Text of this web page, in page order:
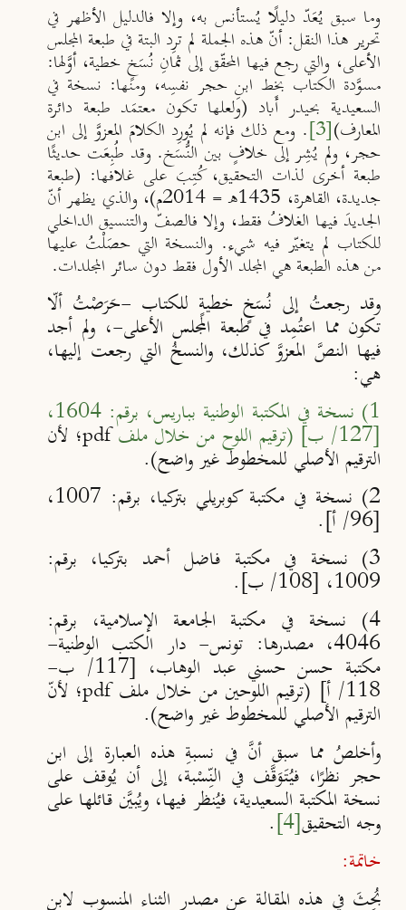
وما سبق يُعَدّ دليلًا يُستأنس به، وإلا فالدليل الأظهر في
تحرير هذا النقل:أنّ هذه الجملة لم ترِد البتة في طبعة المجلس
الأعلى، والتي رجع فيها المحقّق إلى ثمانِ نُسَخٍ خطية، أوَّلها:
مسوَّدة الكتاب بخط ابنِ حجر نفسِه، ومنها: نسخة في
السعيدية بحيدر أَباد (ولعلها تكون معتمَد طبعة دائرة
المعارف)[3] . ومع ذلك فإنه لم يُورِد الكلامَ المعزوَّ إلى ابن
حجر، ولم يُشِر إلى خلافٍ بين النُّسَخ. وقد طُبِعَت حديثًا
طبعة أخرى لذات التحقيق، كُتِبَ على غلافها: (طبعة
جديدة، القاهرة، 1435هـ = 2014م)، والذي يظهر أنّ
الجديدَ فيها الغلافُ فقط، وإلا فالصفّ والتنسيق الداخلي
للكتاب لم يتغيّر فيه شيء. والنسخة التي حصَلْتُ عليها
من هذه الطبعة هي المجلد الأول فقط دون سائر المجلدات.
وقد رجعتُ إلى نُسَخٍ خطيةٍ للكتاب -حَرَصْتُ ألّا
تكون مما اعتُمِد في طبعة المجلس الأعلى-، ولم أجد
فيها النصَّ المعزوَّ كذلك، والنسخُ التي رجعت إليها،
هي:
1) نسخة في المكتبة الوطنية بباريس، برقم: 1604،
[127/ ب] (ترقيم اللوح من خلال ملف pdf؛ لأن
الترقيم الأصلي للمخطوط غير واضح).
2) نسخة في مكتبة كوبريلي بتركيا، برقم: 1007،
[96/ أ].
3) نسخة في مكتبة فاضل أحمد بتركيا، برقم:
1009، [108/ ب].
4) نسخة في مكتبة الجامعة الإسلامية، برقم:
4046، مصدرها: تونس- دار الكتب الوطنية-
مكتبة حسن حسني عبد الوهاب، [117/ ب-
118/ أ] (ترقيم اللوحين من خلال ملف pdf؛ لأنّ
الترقيم الأصلي للمخطوط غير واضح).
وأخلصُ مما سبق أنَّ في نسبةِ هذه العبارة إلى ابن
حجر نظرًا، فيُتَوَقَّف في النِّسْبة، إلى أن يُوقف على
نسخة المكتبة السعيدية، فيُنظر فيها، ويُبيَّن قائلها على
وجه التحقيق[4]
.
خاتمة:
بُحِثَ في هذه المقالة عن مصدر الثناء المنسوب لابن